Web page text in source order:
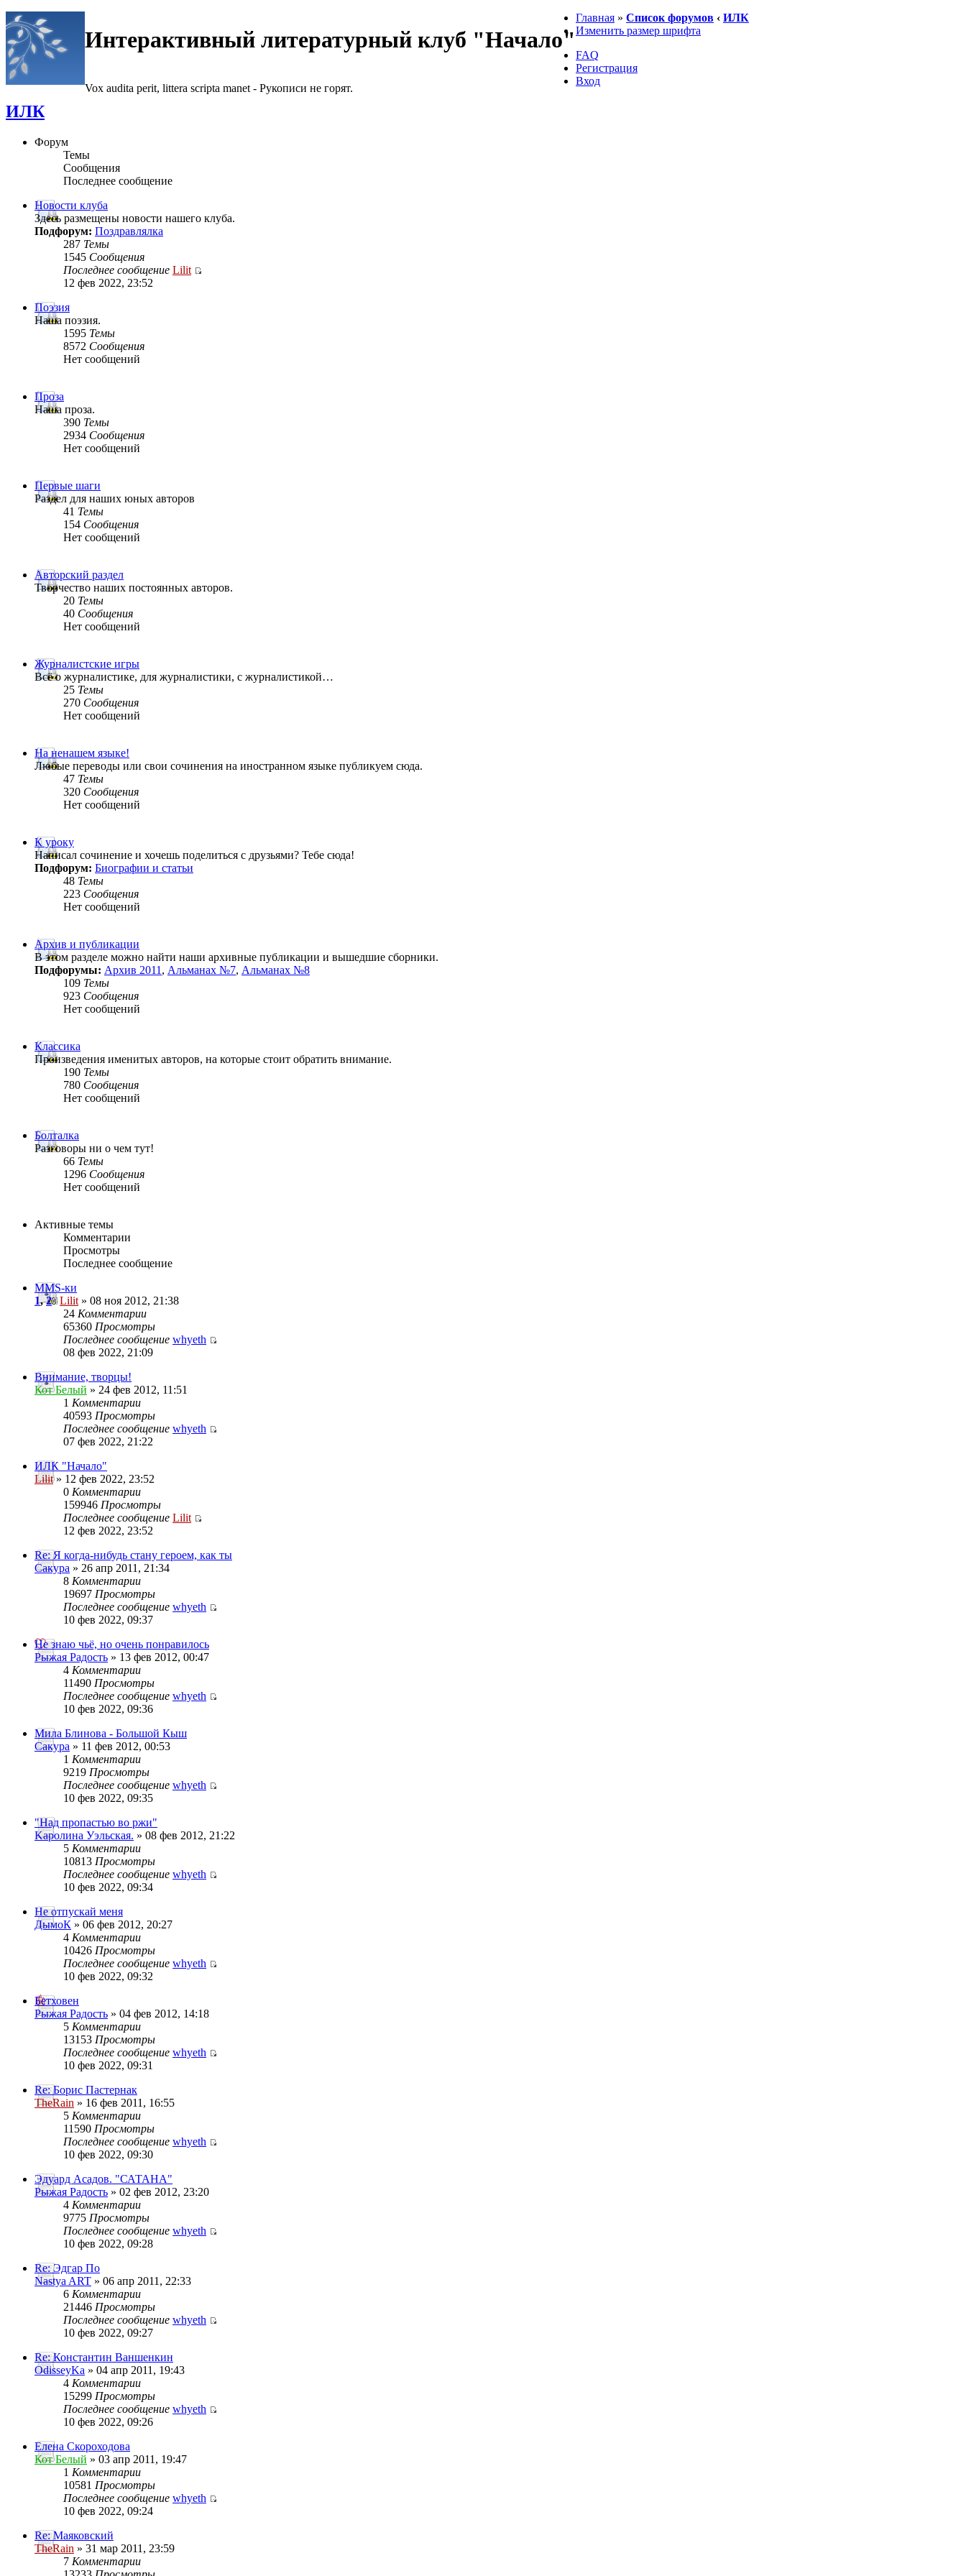
Интерактивный литературный клуб "Начало"
Vox audita perit, littera scripta manet - Рукописи не горят.
Главная » Список форумов ‹ ИЛК
Изменить размер шрифта
FAQ
Регистрация
Вход
ИЛК
Форум
Темы
Сообщения
Последнее сообщение
Новости клуба
Здесь размещены новости нашего клуба.
Подфорум: Поздравлялка
287 Темы
1545 Сообщения
Последнее сообщение Lilit
12 фев 2022, 23:52
Поэзия
Наша поэзия.
1595 Темы
8572 Сообщения
Нет сообщений
Проза
Наша проза.
390 Темы
2934 Сообщения
Нет сообщений
Первые шаги
Раздел для наших юных авторов
41 Темы
154 Сообщения
Нет сообщений
Авторский раздел
Творчество наших постоянных авторов.
20 Темы
40 Сообщения
Нет сообщений
Журналистские игры
Всё о журналистике, для журналистики, с журналистикой…
25 Темы
270 Сообщения
Нет сообщений
На ненашем языке!
Любые переводы или свои сочинения на иностранном языке публикуем сюда.
47 Темы
320 Сообщения
Нет сообщений
К уроку
Написал сочинение и хочешь поделиться с друзьями? Тебе сюда!
Подфорум: Биографии и статьи
48 Темы
223 Сообщения
Нет сообщений
Архив и публикации
В этом разделе можно найти наши архивные публикации и вышедшие сборники.
Подфорумы: Архив 2011 , Альманах №7, Альманах №8
109 Темы
923 Сообщения
Нет сообщений
Классика
Произведения именитых авторов, на которые стоит обратить внимание.
190 Темы
780 Сообщения
Нет сообщений
Болталка
Разговоры ни о чем тут!
66 Темы
1296 Сообщения
Нет сообщений
Активные темы
Комментарии
Просмотры
Последнее сообщение
MMS-ки
1,2 Lilit » 08 ноя 2012, 21:38
24 Комментарии
65360 Просмотры
Последнее сообщение whyeth
08 фев 2022, 21:09
Внимание, творцы!
Кот Белый » 24 фев 2012, 11:51
1 Комментарии
40593 Просмотры
Последнее сообщение whyeth
07 фев 2022, 21:22
ИЛК "Начало"
Lilit» 12 фев 2022, 23:52
0 Комментарии
159946 Просмотры
Последнее сообщение Lilit
12 фев 2022, 23:52
Re: Я когда-нибудь стану героем, как ты
Сакура » 26 апр 2011, 21:34
8 Комментарии
19697 Просмотры
Последнее сообщение whyeth
10 фев 2022, 09:37
Не знаю чьё, но очень понравилось
Рыжая Радость » 13 фев 2012, 00:47
4 Комментарии
11490 Просмотры
Последнее сообщение whyeth
10 фев 2022, 09:36
Мила Блинова - Большой Кыш
Сакура » 11 фев 2012, 00:53
1 Комментарии
9219 Просмотры
Последнее сообщение whyeth
10 фев 2022, 09:35
"Над пропастью во ржи"
Kaролина Уэльская. » 08 фев 2012, 21:22
5 Комментарии
10813 Просмотры
Последнее сообщение whyeth
10 фев 2022, 09:34
Не отпускай меня
ДымоК » 06 фев 2012, 20:27
4 Комментарии
10426 Просмотры
Последнее сообщение whyeth
10 фев 2022, 09:32
Бетховен
Рыжая Радость » 04 фев 2012, 14:18
5 Комментарии
13153 Просмотры
Последнее сообщение whyeth
10 фев 2022, 09:31
Re: Борис Пастернак
TheRain » 16 фев 2011, 16:55
5 Комментарии
11590 Просмотры
Последнее сообщение whyeth
10 фев 2022, 09:30
Эдуард Асадов. "САТАНА"
Рыжая Радость » 02 фев 2012, 23:20
4 Комментарии
9775 Просмотры
Последнее сообщение whyeth
10 фев 2022, 09:28
Re: Эдгар По
Nastya ART » 06 апр 2011, 22:33
6 Комментарии
21446 Просмотры
Последнее сообщение whyeth
10 фев 2022, 09:27
Re: Константин Ваншенкин
OdisseyKa » 04 апр 2011, 19:43
4 Комментарии
15299 Просмотры
Последнее сообщение whyeth
10 фев 2022, 09:26
Елена Скороходова
Кот Белый » 03 апр 2011, 19:47
1 Комментарии
10581 Просмотры
Последнее сообщение whyeth
10 фев 2022, 09:24
Re: Маяковский
TheRain » 31 мар 2011, 23:59
7 Комментарии